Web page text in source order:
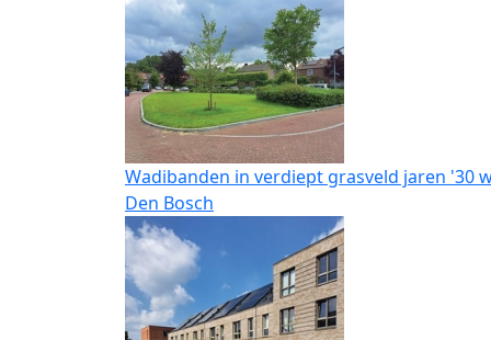
Wadibanden in verdiept grasveld jaren '30
Den Bosch